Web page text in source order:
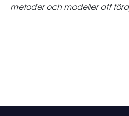
metoder och modeller att